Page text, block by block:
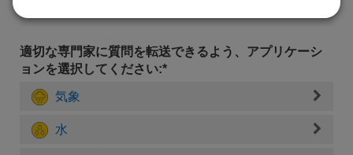
適切な専門家に質問を転送できるよう、アプリケーシ
ョンを選択してください:*
気象
水